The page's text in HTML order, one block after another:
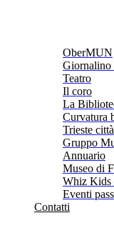
OberMUN
Giornalino
Teatro
Il coro
La
Curvatura
Trieste
Gruppo
Annuario
Museo di
Whiz Kids
Eventi
Contatti